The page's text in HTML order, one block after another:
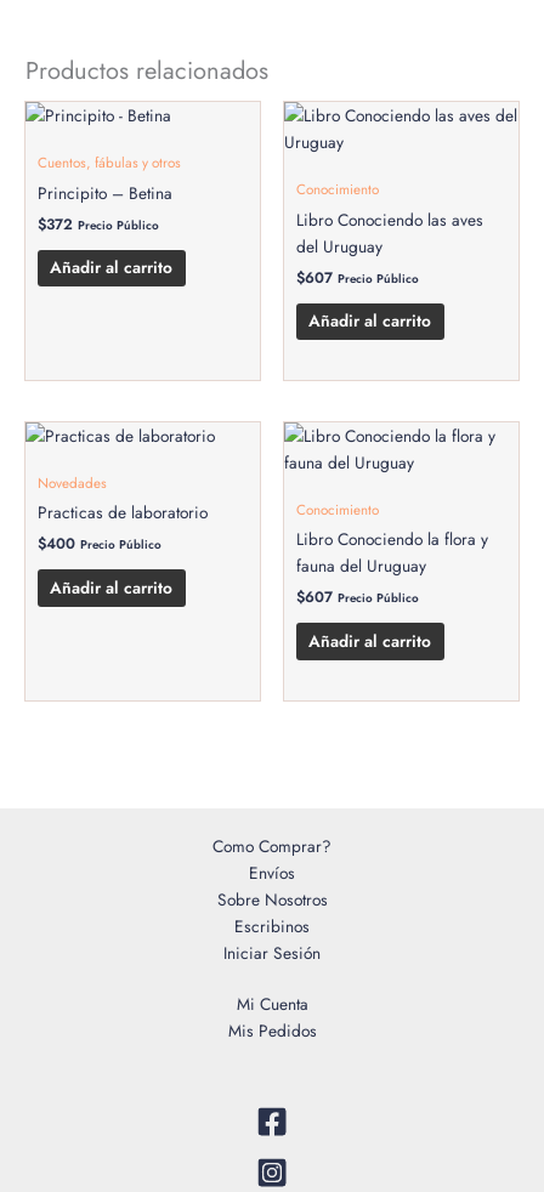
Productos relacionados
Cuentos, fábulas y otros
Principito – Betina
$372 Precio Público
Añadir al carrito
Conocimiento
Libro Conociendo las aves
del Uruguay
$607 Precio Público
Añadir al carrito
Novedades
Practicas de laboratorio
$400 Precio Público
Añadir al carrito
Conocimiento
Libro Conociendo la flora y
fauna del Uruguay
$607 Precio Público
Añadir al carrito
Como Comprar?
Envíos
Sobre Nosotros
Escribinos
Iniciar Sesión
Mi Cuenta
Mis Pedidos